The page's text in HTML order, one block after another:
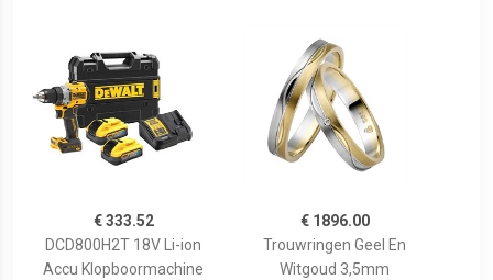
€ 333.52
DCD800H2T 18V Li-ion
Accu Klopboormachine
€ 1896.00
Trouwringen Geel En
Witgoud 3,5mm